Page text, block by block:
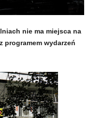
nie ma miejsca na
programem wydarzeń